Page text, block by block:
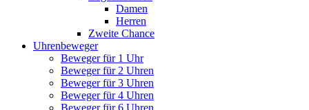
Damen
Herren
Zweite Chance
Uhrenbeweger
Beweger für 1 Uhr
Beweger für 2 Uhren
Beweger für 3 Uhren
Beweger für 4 Uhren
Beweger für 6 Uhren